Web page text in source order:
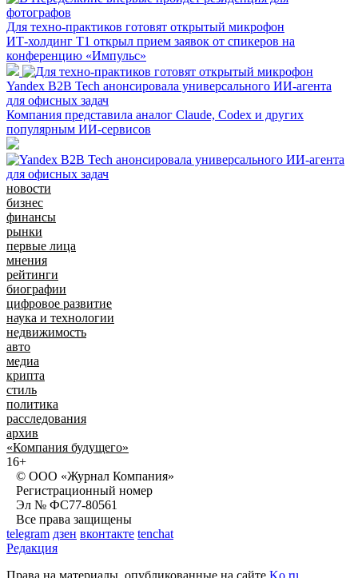
Для техно-практиков готовят открытый микрофон
ИТ-холдинг Т1 открыл прием заявок от спикеров на
конференцию «Импульс»
Yandex B2B Tech анонсировала универсального ИИ-агента
для офисных задач
Компания представила аналог Claude, Codex и других
популярным ИИ-сервисов
новости
бизнес
финансы
рынки
первые лица
мнения
рейтинги
биографии
цифровое развитие
наука и технологии
недвижимость
авто
медиа
крипта
стиль
политика
расследования
архив
«Компания будущего»
16+
© ООО «Журнал Компания»
Регистрационный номер
Эл № ФС77-80561
Все права защищены
telegram дзен вконтакте tenchat
Редакция
Права на материалы, опубликованные на сайте Ko.ru